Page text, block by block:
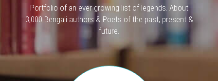
Portfolio of an ever growing list of legends. About
3,000 Bengali authors & Poets of the past, present &
future.